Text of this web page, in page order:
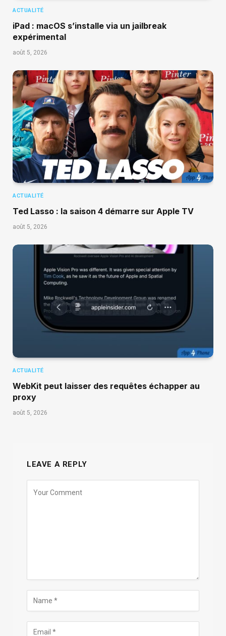
ACTUALITÉ
iPad : macOS s’installe via un jailbreak
expérimental
août 5, 2026
ACTUALITÉ
Ted Lasso : la saison 4 démarre sur Apple TV
août 5, 2026
ACTUALITÉ
WebKit peut laisser des requêtes échapper au
proxy
août 5, 2026
LEAVE A REPLY